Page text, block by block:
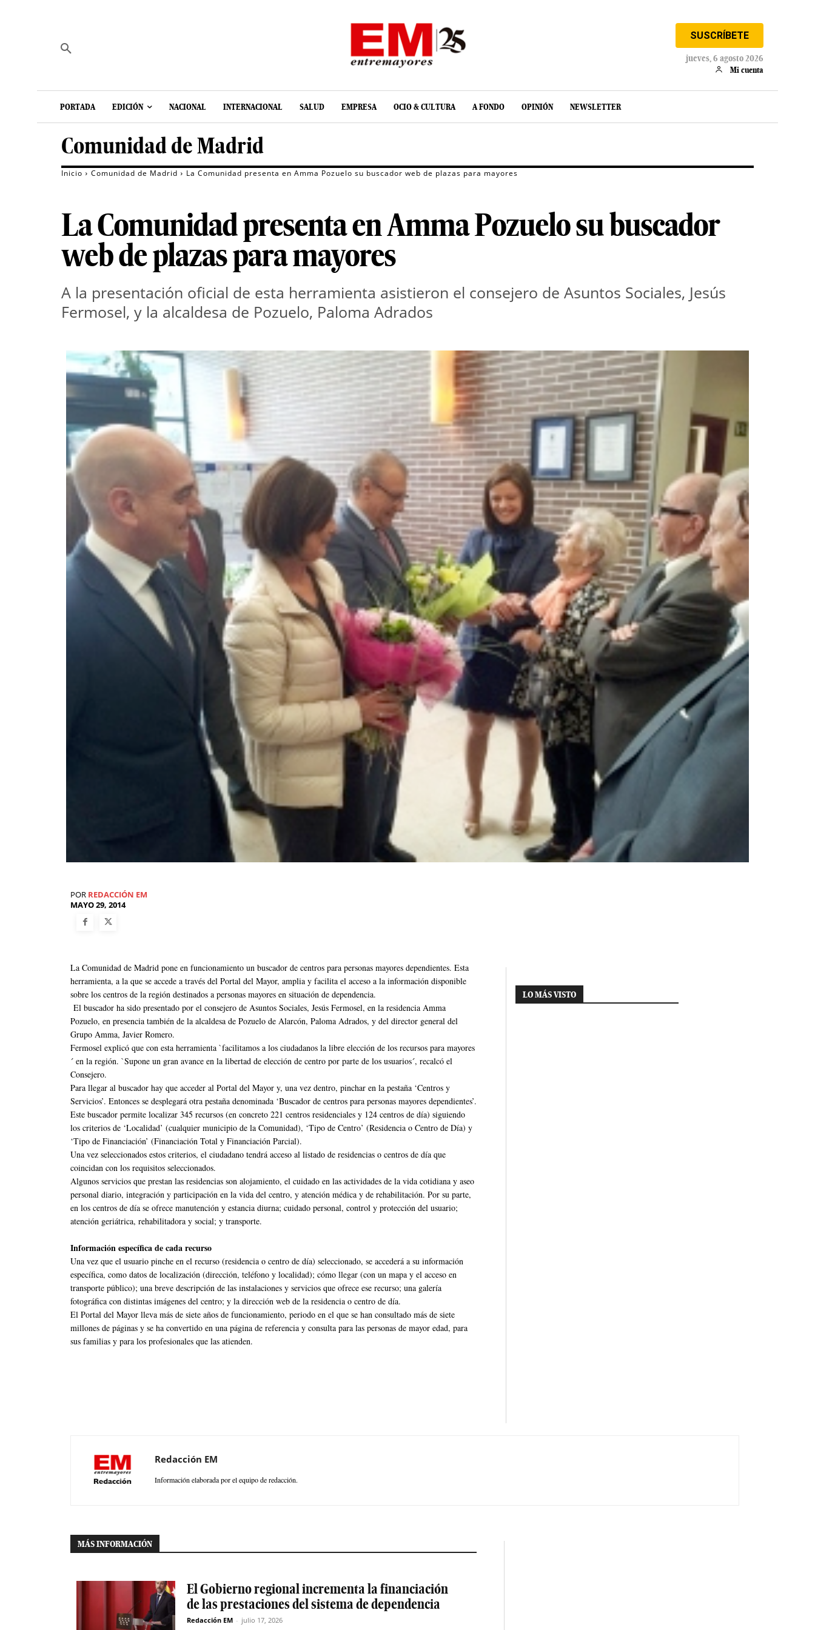
SUSCRÍBETE
jueves, 6 agosto 2026
Mi cuenta
PORTADA EDICIÓN NACIONAL INTERNACIONAL SALUD EMPRESA OCIO & CULTURA A FONDO OPINIÓN NEWSLETTER
Comunidad de Madrid
Inicio Comunidad de Madrid La Comunidad presenta en Amma Pozuelo su buscador web de plazas para mayores
La Comunidad presenta en Amma Pozuelo su buscador
web de plazas para mayores
A la presentación oficial de esta herramienta asistieron el consejero de Asuntos Sociales, Jesús
Fermosel, y la alcaldesa de Pozuelo, Paloma Adrados
POR REDACCIÓN EM
MAYO 29, 2014
La Comunidad de Madrid pone en funcionamiento un buscador de centros para personas mayores dependientes. Esta
herramienta, a la que se accede a través del Portal del Mayor, amplia y facilita el acceso a la información disponible
sobre los centros de la región destinados a personas mayores en situación de dependencia.
El buscador ha sido presentado por el consejero de Asuntos Sociales, Jesús Fermosel, en la residencia Amma
Pozuelo, en presencia también de la alcaldesa de Pozuelo de Alarcón, Paloma Adrados, y del director general del
Grupo Amma, Javier Romero.
Fermosel explicó que con esta herramienta `facilitamos a los ciudadanos la libre elección de los recursos para mayores
´ en la región. `Supone un gran avance en la libertad de elección de centro por parte de los usuarios´, recalcó el
Consejero.
Para llegar al buscador hay que acceder al Portal del Mayor y, una vez dentro, pinchar en la pestaña ‘Centros y
Servicios’. Entonces se desplegará otra pestaña denominada ‘Buscador de centros para personas mayores dependientes’.
Este buscador permite localizar 345 recursos (en concreto 221 centros residenciales y 124 centros de día) siguiendo
los criterios de ‘Localidad’ (cualquier municipio de la Comunidad), ‘Tipo de Centro’ (Residencia o Centro de Día) y
‘Tipo de Financiación’ (Financiación Total y Financiación Parcial).
Una vez seleccionados estos criterios, el ciudadano tendrá acceso al listado de residencias o centros de día que
coincidan con los requisitos seleccionados.
Algunos servicios que prestan las residencias son alojamiento, el cuidado en las actividades de la vida cotidiana y aseo
personal diario, integración y participación en la vida del centro, y atención médica y de rehabilitación. Por su parte,
en los centros de día se ofrece manutención y estancia diurna; cuidado personal, control y protección del usuario;
atención geriátrica, rehabilitadora y social; y transporte.
Información específica de cada recurso
Una vez que el usuario pinche en el recurso (residencia o centro de día) seleccionado, se accederá a su información
específica, como datos de localización (dirección, teléfono y localidad); cómo llegar (con un mapa y el acceso en
transporte público); una breve descripción de las instalaciones y servicios que ofrece ese recurso; una galería
fotográfica con distintas imágenes del centro; y la dirección web de la residencia o centro de día.
El Portal del Mayor lleva más de siete años de funcionamiento, periodo en el que se han consultado más de siete
millones de páginas y se ha convertido en una página de referencia y consulta para las personas de mayor edad, para
sus familias y para los profesionales que las atienden.
LO MÁS VISTO
Redacción EM
Información elaborada por el equipo de redacción.
MÁS INFORMACIÓN
El Gobierno regional incrementa la financiación
de las prestaciones del sistema de dependencia
Redacción EM - julio 17, 2026